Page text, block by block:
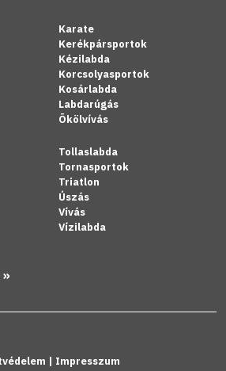
Karate
Kerékpársportok
Kézilabda
Korcsolyasportok
Kosárlabda
Labdarúgás
Ökölvívás
Tollaslabda
Tornasportok
Triatlon
Úszás
Vívás
Vízilabda
»
| Impresszum